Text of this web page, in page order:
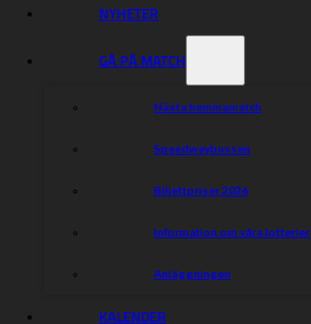
NYHETER
GÅ PÅ MATCH
Nästa hemmamatch
Speedwaybussen
Biljettpriser 2026
Information om våra lotterier
Anläggningen
KALENDER